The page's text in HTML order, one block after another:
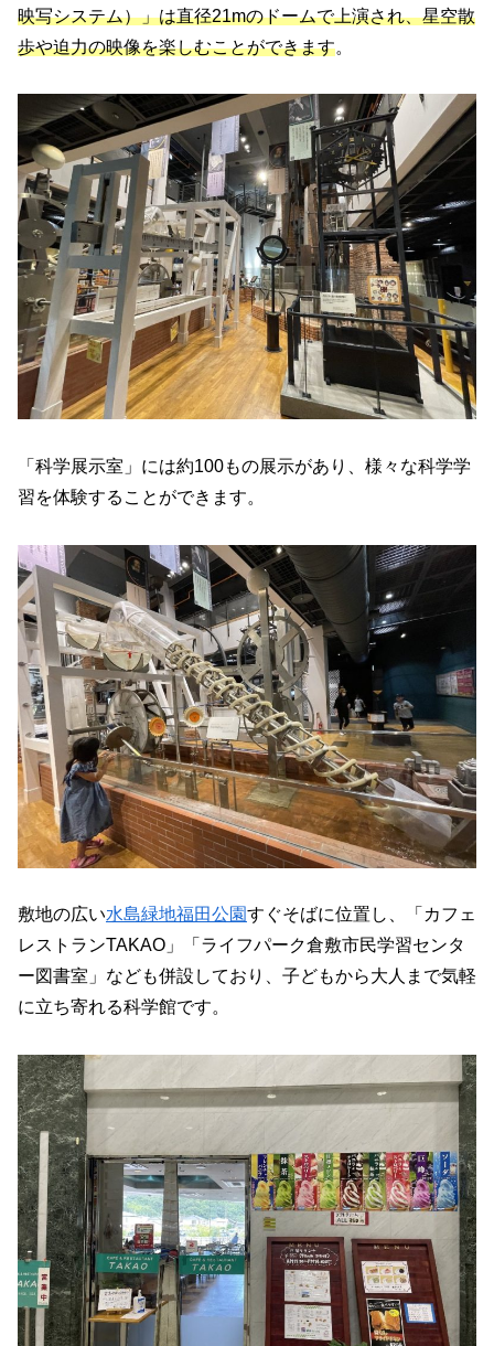
映写システム）」は直径21mのドームで上演され、星空散
歩や迫力の映像を楽しむことができます。
「科学展示室」には約100もの展示があり、様々な科学学
習を体験することができます。
敷地の広い水島緑地福田公園すぐそばに位置し、「カフェ
レストランTAKAO」「ライフパーク倉敷市民学習センタ
ー図書室」なども併設しており、子どもから大人まで気軽
に立ち寄れる科学館です。